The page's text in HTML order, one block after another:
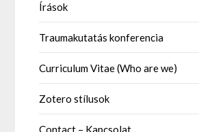
Írások
Traumakutatás konferencia
Curriculum Vitae (Who are we)
Zotero stílusok
Contact – Kapcsolat